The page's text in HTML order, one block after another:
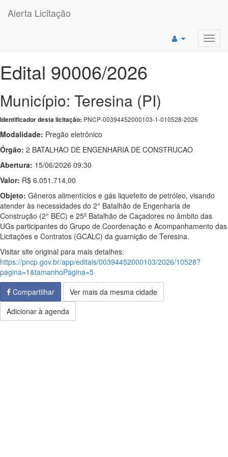
Alerta Licitação
Edital 90006/2026
Município: Teresina (PI)
Identificador desta licitação: PNCP-00394452000103-1-010528-2026
Modalidade: Pregão eletrônico
Órgão: 2 BATALHAO DE ENGENHARIA DE CONSTRUCAO
Abertura: 15/06/2026 09:30
Valor: R$ 6.051.714,00
Objeto: Gêneros alimentícios e gás liquefeito de petróleo, visando
atender às necessidades do 2° Batalhão de Engenharia de
Construção (2° BEC) e 25º Batalhão de Caçadores no âmbito das
UGs participantes do Grupo de Coordenação e Acompanhamento das
Licitações e Contratos (GCALC) da guarnição de Teresina.
Visitar site original para mais detalhes:
https://pncp.gov.br/app/editais/00394452000103/2026/10528?
pagina=1&tamanhoPagina=5
Compartilhar
Ver mais da mesma cidade
Adicionar à agenda